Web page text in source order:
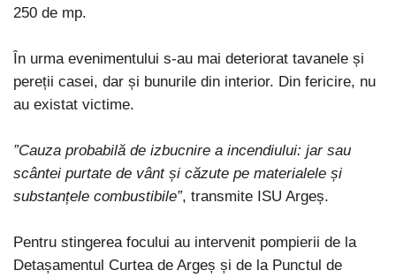
250 de mp.
În urma evenimentului s-au mai deteriorat tavanele și
pereții casei, dar și bunurile din interior. Din fericire, nu
au existat victime.
”Cauza probabilă de izbucnire a incendiului: jar sau
scântei purtate de vânt și căzute pe materialele și
substanțele combustibile”, transmite ISU Argeș.
Pentru stingerea focului au intervenit pompierii de la
Detașamentul Curtea de Argeș și de la Punctul de